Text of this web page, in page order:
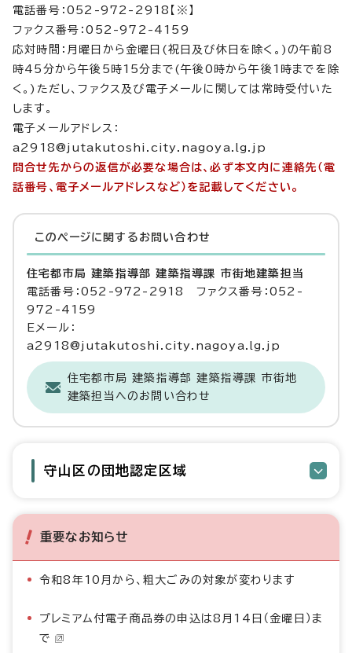
電話番号：052-972-2918【※】
ファクス番号：052-972-4159
応対時間：月曜日から金曜日(祝日及び休日を除く。)の午前8
時45分から午後5時15分まで(午後0時から午後1時までを除
く。)ただし、ファクス及び電子メールに関しては常時受付いた
します。
電子メールアドレス：
a2918@jutakutoshi.city.nagoya.lg.jp
問合せ先からの返信が必要な場合は、必ず本文内に連絡先（電
話番号、電子メールアドレスなど）を記載してください。
このページに関する お問い合わせ
住宅都市局 建築指導部 建築指導課 市街地建築担当
電話番号：052-972-2918 ファクス番号：052-
972-4159
Eメール：
a2918@jutakutoshi.city.nagoya.lg.jp
住宅都市局 建築指導部 建築指導課 市街地
建築担当へのお問い合わせ
守山区の団地認定区域
重要なお知らせ
令和8年10月から、粗大ごみの対象が変わります
プレミアム付電子商品券の申込は8月14日（金曜日）ま
で